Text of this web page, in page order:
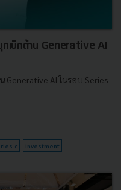
เบิกด้าน Generative AI
Generative AI ในรอบ Series
c investment